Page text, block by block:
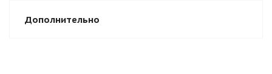
Дополнительно